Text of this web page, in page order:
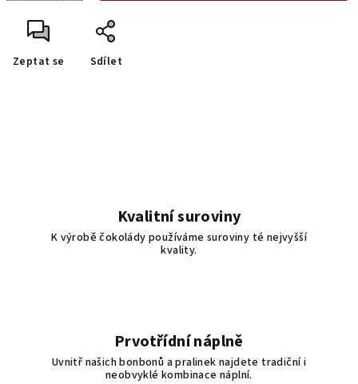
Zeptat se Sdílet
Kvalitní suroviny
K výrobě čokolády používáme suroviny té nejvyšší
kvality.
Prvotřídní náplně
Uvnitř našich bonbonů a pralinek najdete tradiční i
neobvyklé kombinace náplní.